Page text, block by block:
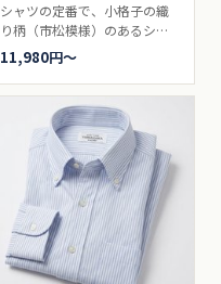
シャツの定番で、小格子の織
り柄（市松模様）のあるシャ
ツ生地。少し濃いめのブルー
ビジネスシャツ向き。
11,980円〜